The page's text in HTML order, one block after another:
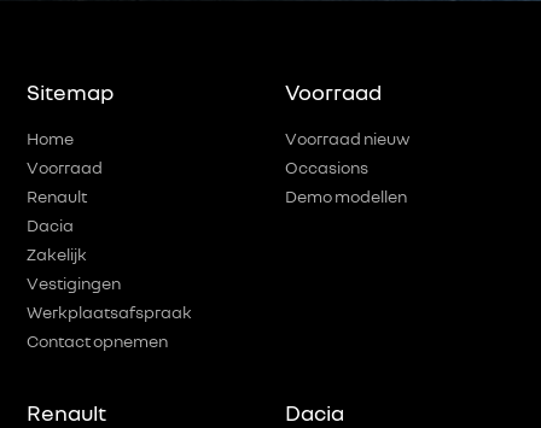
Sitemap
Home
Voorraad
Renault
Dacia
Zakelijk
Vestigingen
Werkplaatsafspraak
Contact opnemen
Voorraad
Voorraad nieuw
Occasions
Demo modellen
Renault Dacia